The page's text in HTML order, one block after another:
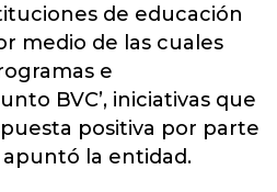
de educación
medio de las cuales
e
BVC’, iniciativas que
positiva por parte
apuntó la entidad.